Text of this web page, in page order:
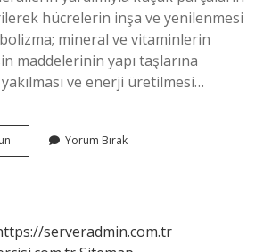
hücrelerin inşa ve yenilenmesi
mineral ve vitaminlerin
maddelerinin yapı taşlarına
ve enerji üretilmesi…
Katabolizma
Nedir
Yorum Bırak
serveradmin.com.tr